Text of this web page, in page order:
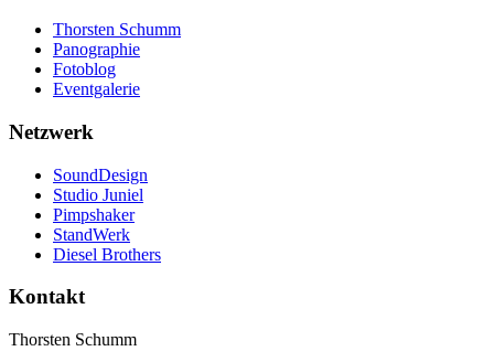
Thorsten Schumm
Panographie
Fotoblog
Eventgalerie
Netzwerk
SoundDesign
Studio Juniel
Pimpshaker
StandWerk
Diesel Brothers
Kontakt
Thorsten Schumm